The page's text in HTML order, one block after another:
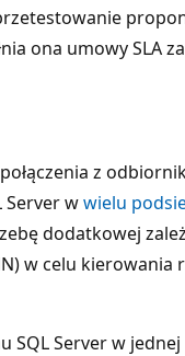
ona umowy SLA
z
wwielu
dodatkowej
w celu kierowania
Server w